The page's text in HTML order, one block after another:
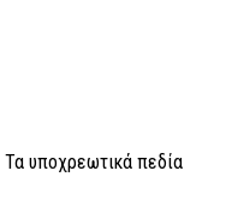
Τα υποχρεωτικά πεδία